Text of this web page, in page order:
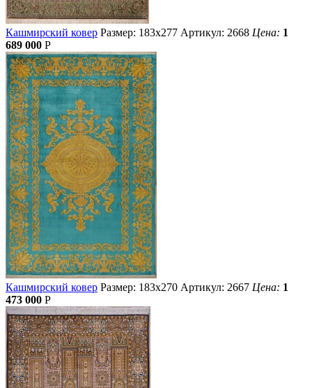
Кашмирский ковер Размер: 183х277 Артикул: 2668 Цена: 1
689 000 Р
Кашмирский ковер Размер: 183х270 Артикул: 2667 Цена: 1
473 000 Р